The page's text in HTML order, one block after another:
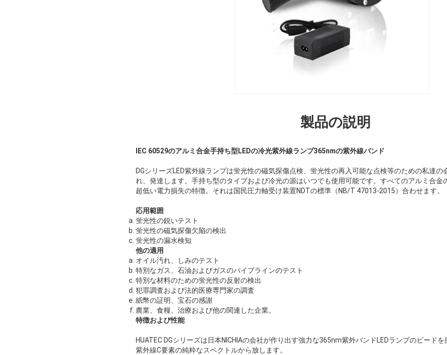
製品の説明
IEC 60529のアルミ合金手持ち型LEDの冷光紫外線ランプ365nmの紫外線バンド
DGシリーズLED紫外線ランプは蛍光性の磁気探傷点検、蛍光性の再入可能な点検等のための私達
れ、発達します。手持ち型のタイプおよび冷光の源はいつでも使用可能です。すべてのアルミ合金
超低い電力損失の特徴。それは国民圧力軸受け装置NDTの標準（NB/T 47013-2015）合わせます。
応用範囲
蛍光性の鋭いテスト
蛍光性の磁気探傷欠陥の検出
蛍光性の漏水検知
他の適用
オイル汚れ、しみのテスト
特別なガス、石油およびガスのパイプラインのテスト
特別な材料のための蛍光性の反射の検出
犯罪調査および法的医療専門家の調査
紙幣の証明、宝石の感謝
農業、食糧、治療および他の関連した企業。
特徴および性能
HUATEC DGシリーズは日本NICHIAの会社が作り出す強力な365nm紫外バンドLEDランプのビード
紫外線C要素の純粋なスペクトルから放します。